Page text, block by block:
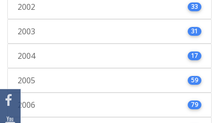
2002 33
2003 31
2004 17
2005 59
2006 79